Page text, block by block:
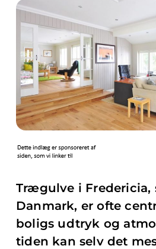
Trægulve i Fredericia,
Danmark, er ofte
boligs udtryk og
tiden kan selv det